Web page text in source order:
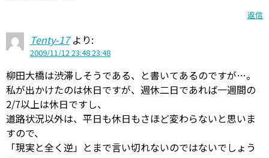
返信
Tenty-17 より:
2009/11/12 23:48 23:48
柳田大橋は渋滞しそうである、と書いてあるのですが…。
私が出かけたのは休日ですが、週休二日であれば一週間の
2/7以上は休日ですし、
道路状況以外は、平日も休日もさほど変わらないと思いま
すので、
「現実と全く逆」とまで言い切れないのではないでしょう